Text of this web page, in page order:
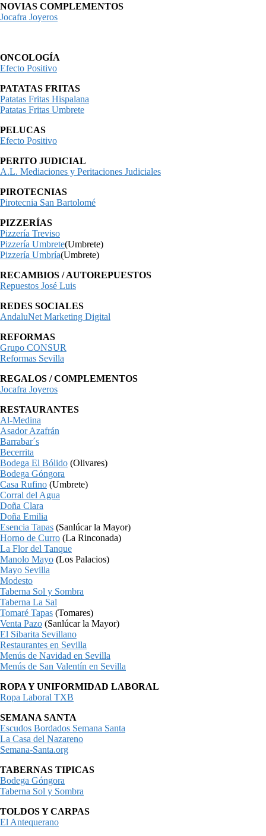
NOVIAS COMPLEMENTOS
Jocafra Joyeros
ONCOLOGÍA
Efecto Positivo
PATATAS FRITAS
Patatas Fritas Hispalana
Patatas Fritas Umbrete
PELUCAS
Efecto Positivo
PERITO JUDICIAL
A.L. Mediaciones y Peritaciones Judiciales
PIROTECNIAS
Pirotecnia San Bartolomé
PIZZERÍAS
Pizzería Treviso
Pizzería Umbrete(Umbrete)
Pizzería Umbría(Umbrete)
RECAMBIOS / AUTOREPUESTOS
Repuestos José Luis
REDES SOCIALES
AndaluNet Marketing Digital
REFORMAS
Grupo CONSUR
Reformas Sevilla
REGALOS / COMPLEMENTOS
Jocafra Joyeros
RESTAURANTES
Al-Medina
Asador Azafrán
Barrabar´s
Becerrita
Bodega El Bólido (Olivares)
Bodega Góngora
Casa Rufino (Umbrete)
Corral del Agua
Doña Clara
Doña Emilia
Esencia Tapas (Sanlúcar la Mayor)
Horno de Curro (La Rinconada)
La Flor del Tanque
Manolo Mayo (Los Palacios)
Mayo Sevilla
Modesto
Taberna Sol y Sombra
Taberna La Sal
Tomaré Tapas (Tomares)
Venta Pazo (Sanlúcar la Mayor)
El Sibarita Sevillano
Restaurantes en Sevilla
Menús de Navidad en Sevilla
Menús de San Valentín en Sevilla
ROPA Y UNIFORMIDAD LABORAL
Ropa Laboral TXB
SEMANA SANTA
Escudos Bordados Semana Santa
La Casa del Nazareno
Semana-Santa.org
TABERNAS TIPICAS
Bodega Góngora
Taberna Sol y Sombra
TOLDOS Y CARPAS
El Antequerano